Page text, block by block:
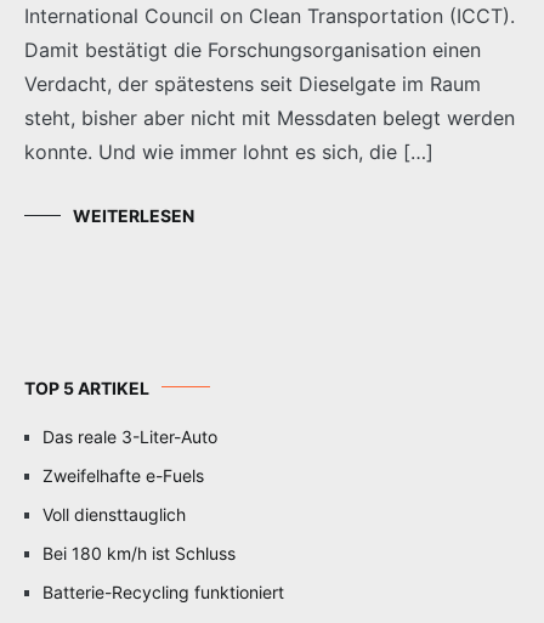
International Council on Clean Transportation (ICCT).
Damit bestätigt die Forschungsorganisation einen
Verdacht, der spätestens seit Dieselgate im Raum
steht, bisher aber nicht mit Messdaten belegt werden
konnte. Und wie immer lohnt es sich, die […]
WEITERLESEN
TOP 5 ARTIKEL
Das reale 3-Liter-Auto
Zweifelhafte e-Fuels
Voll diensttauglich
Bei 180 km/h ist Schluss
Batterie-Recycling funktioniert